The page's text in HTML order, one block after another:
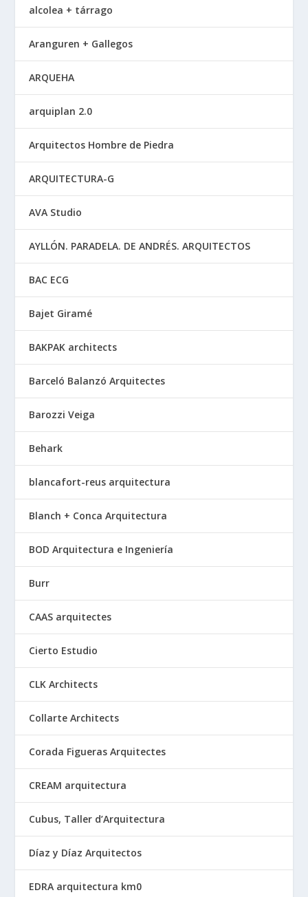
alcolea + tárrago
Aranguren + Gallegos
ARQUEHA
arquiplan 2.0
Arquitectos Hombre de Piedra
ARQUITECTURA-G
AVA Studio
AYLLÓN. PARADELA. DE ANDRÉS. ARQUITECTOS
BAC ECG
Bajet Giramé
BAKPAK architects
Barceló Balanzó Arquitectes
Barozzi Veiga
Behark
blancafort-reus arquitectura
Blanch + Conca Arquitectura
BOD Arquitectura e Ingeniería
Burr
CAAS arquitectes
Cierto Estudio
CLK Architects
Collarte Architects
Corada Figueras Arquitectes
CREAM arquitectura
Cubus, Taller d’Arquitectura
Díaz y Díaz Arquitectos
EDRA arquitectura km0